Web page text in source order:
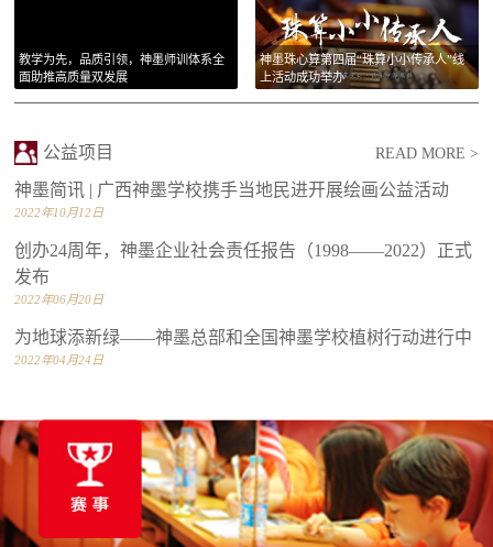
教学为先，品质引领，神墨师训体系全
面助推高质量双发展
神墨珠心算第四届“珠算小小传承人”线
上活动成功举办
READ MORE >
公益项目
神墨简讯 | 广西神墨学校携手当地民进开展绘画公益活动
2022年10月12日
创办24周年，神墨企业社会责任报告（1998——2022）正式
发布
2022年06月20日
为地球添新绿——神墨总部和全国神墨学校植树行动进行中
2022年04月24日